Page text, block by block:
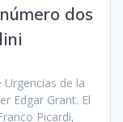
dos
de la
Edgar Grant. El
Picardi,